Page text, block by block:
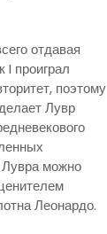
отдавая
I проиграл
поэтому
Лувр
Лувра можно
Леонардо.